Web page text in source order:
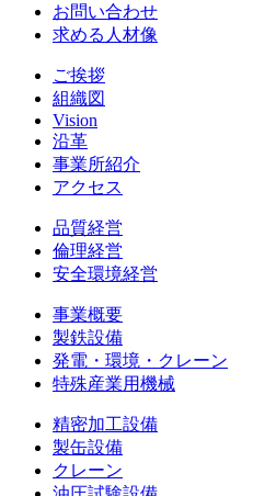
お問い合わせ
求める人材像
ご挨拶
組織図
Vision
沿革
事業所紹介
アクセス
品質経営
倫理経営
安全環境経営
事業概要
製鉄設備
発電・環境・クレーン
特殊産業用機械
精密加工設備
製缶設備
クレーン